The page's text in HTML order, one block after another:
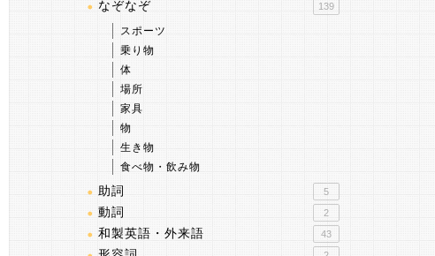
なぞなぞ 139
スポーツ
乗り物
体
場所
家具
物
生き物
食べ物・飲み物
助詞 5
動詞 2
和製英語・外来語 43